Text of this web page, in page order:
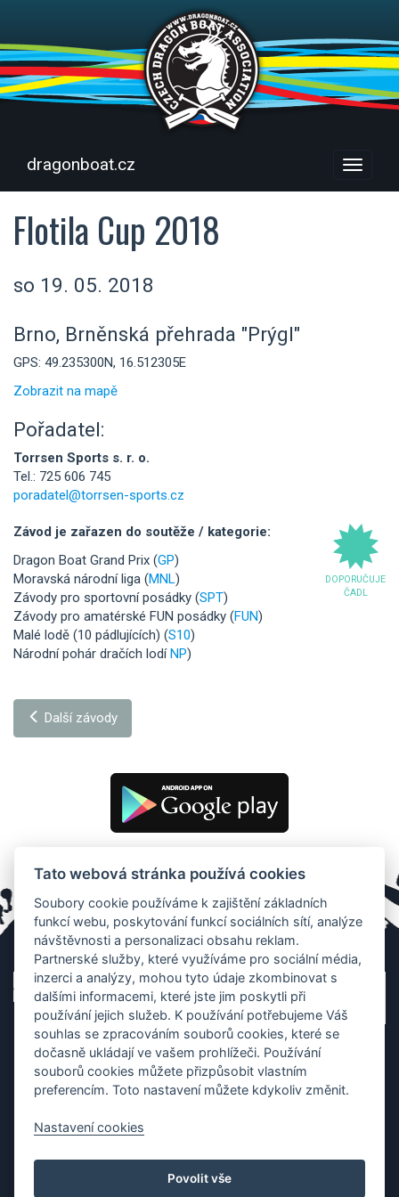
Menu
dragonboat.cz
Flotila Cup 2018
so 19. 05. 2018
Brno, Brněnská přehrada "Prýgl"
GPS: 49.235300N, 16.512305E
Zobrazit na mapě
Pořadatel:
Torrsen Sports s. r. o.
Tel.: 725 606 745
poradatel@torrsen-sports.cz
DOPORUČUJE
ČADL
Závod je zařazen do soutěže / kategorie:
Dragon Boat Grand Prix (GP)
Moravská národní liga (MNL)
Závody pro sportovní posádky (SPT)
Závody pro amatérské FUN posádky (FUN)
Malé lodě (10 pádlujících) (S10)
Národní pohár dračích lodíNP)
Další závody
Tato webová stránka používá cookies
Soubory cookie používáme k zajištění základních
funkcí webu, poskytování funkcí sociálních sítí, analýze
návštěvnosti a personalizaci obsahu reklam.
Partnerské služby, které využíváme pro sociální média,
inzerci a analýzy, mohou tyto údaje zkombinovat s
dalšími informacemi, které jste jim poskytli při
používání jejich služeb. K používání potřebujeme Váš
souhlas se zpracováním souborů cookies, které se
dočasně ukládají ve vašem prohlížeči. Používání
souborů cookies můžete přizpůsobit vlastním
preferencím. Toto nastavení můžete kdykoliv změnit.
Nastavení cookies
Povolit vše